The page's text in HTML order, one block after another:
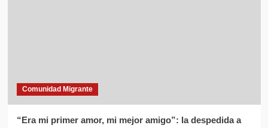
Comunidad Migrante
“Era mi primer amor, mi mejor amigo”: la despedida a